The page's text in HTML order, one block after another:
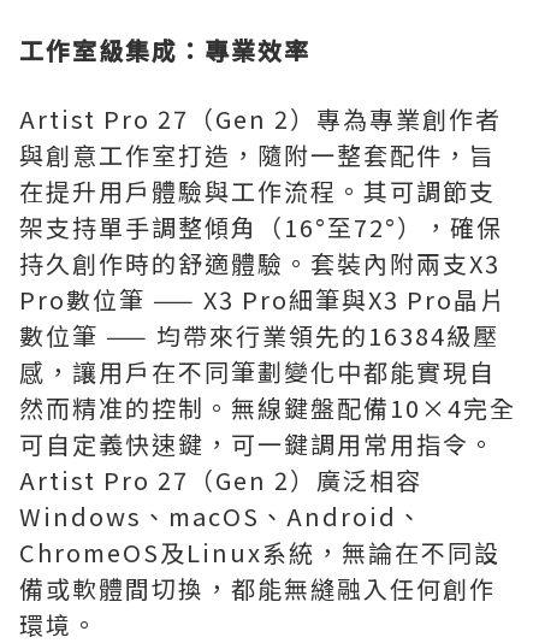
工作室級集成：專業效率
Artist Pro 27（Gen 2）專為專業創作者
與創意工作室打造，隨附一整套配件，旨
在提升用戶體驗與工作流程。其可調節支
架支持單手調整傾角（16°至72°），確保
持久創作時的舒適體驗。套裝內附兩支X3
Pro數位筆 —— X3 Pro細筆與X3 Pro晶片
數位筆 —— 均帶來行業領先的16384級壓
感，讓用戶在不同筆劃變化中都能實現自
然而精准的控制。無線鍵盤配備10×4完全
可自定義快速鍵，可一鍵調用常用指令。
Artist Pro 27（Gen 2）廣泛相容
Windows、macOS、Android、
ChromeOS及Linux系統，無論在不同設
備或軟體間切換，都能無縫融入任何創作
環境。